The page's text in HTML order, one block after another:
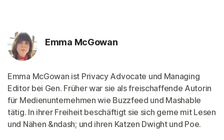
Emma McGowan
Emma McGowan ist Privacy Advocate und Managing
Editor bei Gen. Früher war sie als freischaffende Autorin
für Medienunternehmen wie Buzzfeed und Mashable
tätig. In ihrer Freiheit beschäftigt sie sich gerne mit Lesen
und Nähen &ndash; und ihren Katzen Dwight und Poe.